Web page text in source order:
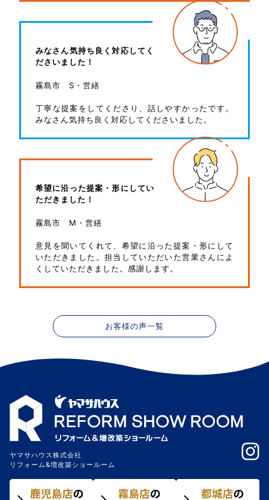
みなさん気持ち良く対応してく
ださいました！
霧島市 S・営繕
丁寧な提案をしてくださり、話しやすかったです。
みなさん気持ち良く対応してくださいました。
希望に沿った提案・形にしてい
ただきました！
霧島市 M・営繕
意見を聞いてくれて、希望に沿った提案・形にして
いただきました。担当していただいた営業さんによ
くしていただきました。感謝します。
お客様の声一覧
ヤマサハウス株式会社
リフォーム&増改築ショールーム